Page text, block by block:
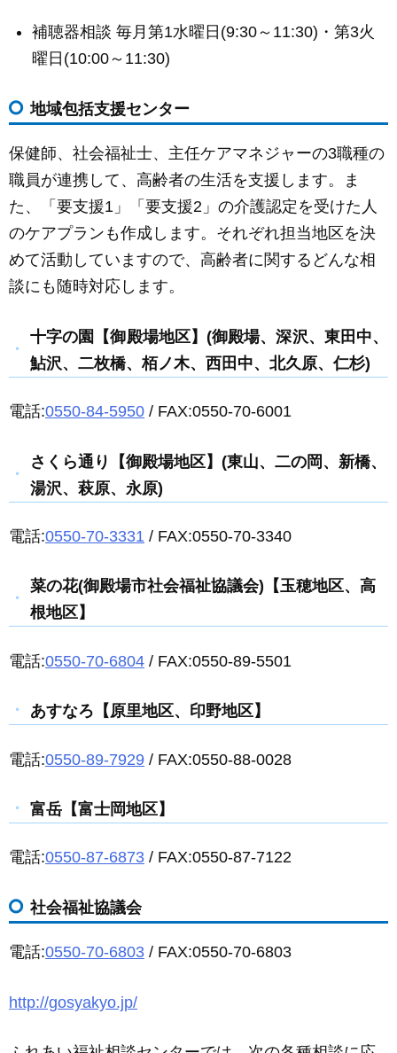
補聴器相談 毎月第1水曜日(9:30～11:30)・第3火
曜日(10:00～11:30)
地域包括支援センター
保健師、社会福祉士、主任ケアマネジャーの3職種の
職員が連携して、高齢者の生活を支援します。ま
た、「要支援1」「要支援2」の介護認定を受けた人
のケアプランも作成します。それぞれ担当地区を決
めて活動していますので、高齢者に関するどんな相
談にも随時対応します。
十字の園【御殿場地区】(御殿場、深沢、東田中、
鮎沢、二枚橋、栢ノ木、西田中、北久原、仁杉)
電話:0550-84-5950 / FAX:0550-70-6001
さくら通り【御殿場地区】(東山、二の岡、新橋、
湯沢、萩原、永原)
電話:0550-70-3331 / FAX:0550-70-3340
菜の花(御殿場市社会福祉協議会)【玉穂地区、高
根地区】
電話:0550-70-6804 / FAX:0550-89-5501
あすなろ【原里地区、印野地区】
電話:0550-89-7929 / FAX:0550-88-0028
富岳【富士岡地区】
電話:0550-87-6873 / FAX:0550-87-7122
社会福祉協議会
電話:0550-70-6803 / FAX:0550-70-6803
http://gosyakyo.jp/